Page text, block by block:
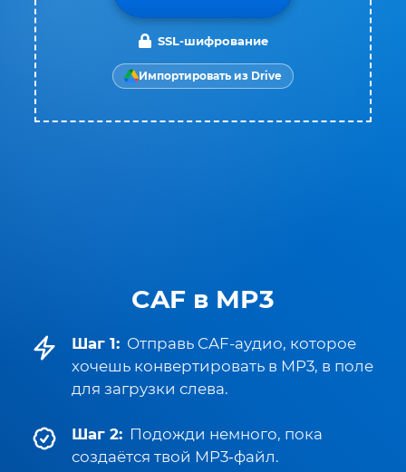
CAF в MP3
Шаг 1: Отправь CAF-аудио, которое
хочешь конвертировать в MP3, в поле
для загрузки слева.
Шаг 2: Подожди немного, пока
создаётся твой MP3‑файл.
SSL-шифрование
Импортировать из Drive